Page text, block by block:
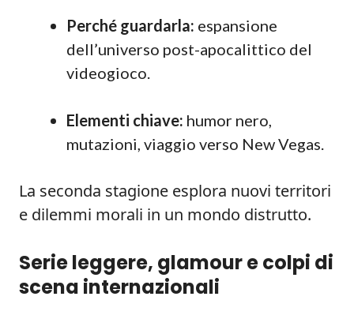
Perché guardarla: espansione
dell’universo post-apocalittico del
videogioco.
Elementi chiave: humor nero,
mutazioni, viaggio verso New Vegas.
La seconda stagione esplora nuovi territori
e dilemmi morali in un mondo distrutto.
Serie leggere, glamour e colpi di
scena internazionali